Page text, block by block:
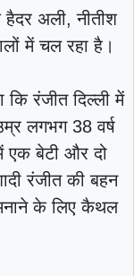
अली, नीतीश
में चल रहा है।
रंजीत दिल्ली में
लगभग 38 वर्ष
एक बेटी और दो
रंजीत की बहन
के लिए कैथल